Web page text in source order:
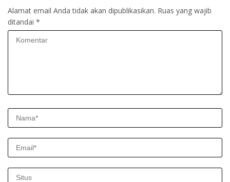
Alamat email Anda tidak akan dipublikasikan. Ruas yang wajib
ditandai *